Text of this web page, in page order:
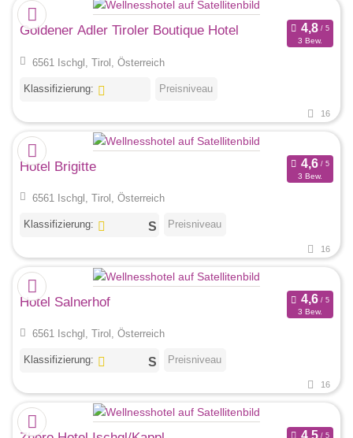
Goldener Adler Tiroler Boutique Hotel
3 Bew.
6561 Ischgl, Tirol, Österreich
Klassifizierung: Preisniveau
16
Hotel Brigitte
3 Bew.
6561 Ischgl, Tirol, Österreich
Klassifizierung: Preisniveau
16
Hotel Salnerhof
3 Bew.
6561 Ischgl, Tirol, Österreich
Klassifizierung: Preisniveau
16